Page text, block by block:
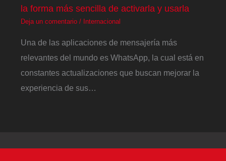
la forma más sencilla de activarla y usarla
Deja un comentario / Internacional
Una de las aplicaciones de mensajería más
relevantes del mundo es WhatsApp, la cual está en
constantes actualizaciones que buscan mejorar la
experiencia de sus…